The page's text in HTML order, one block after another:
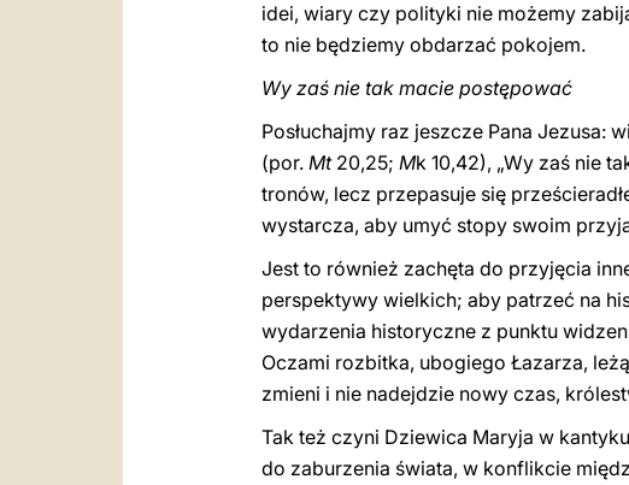
idei, wiary czy polityki nie możemy
to nie będziemy obdarzać pokojem.
Wy zaś nie tak macie postępować
Posłuchajmy raz jeszcze Pana Jezusa:
(por. Mt20,25; Mk 10,42), „Wy zaś nie
tronów, lecz przepasuje się
wystarcza, aby umyć stopy swoim
Jest to również zachęta do przyjęcia
perspektywy wielkich; aby patrzeć na
wydarzenia historyczne z punktu
Oczami rozbitka, ubogiego Łazarza,
zmieni i nie nadejdzie nowy czas,
Tak też czyni Dziewica Maryja w kantyku
do zaburzenia świata, w konflikcie